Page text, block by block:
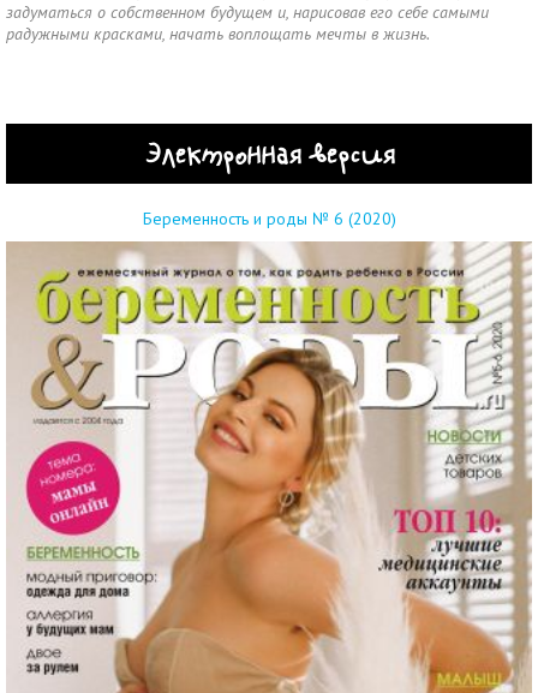
задуматься о собственном будущем и, нарисовав его себе самыми
радужными красками, начать воплощать мечты в жизнь.
Электронная версия
Беременность и роды № 6 (2020)